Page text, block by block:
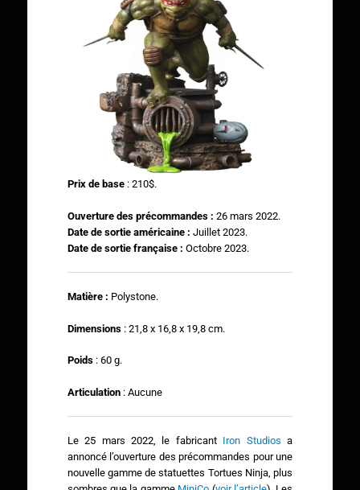
Prix de base : 210$.
Ouverture des précommandes : 26 mars 2022.
Date de sortie américaine : Juillet 2023.
Date de sortie française : Octobre 2023.
Matière : Polystone.
Dimensions : 21,8 x 16,8 x 19,8 cm.
Poids: 60 g.
Articulation: Aucune
Le 25 mars 2022, le fabricant Iron Studios a
annoncé l’ouverture des précommandes pour une
nouvelle gamme de statuettes Tortues Ninja, plus